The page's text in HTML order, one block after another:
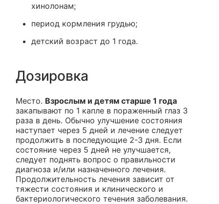
хинолонам;
период кормления грудью;
детский возраст до 1 года.
Дозировка
Место. Взрослым и детям старше 1 года
закапывают по 1 капле в пораженный глаз 3
раза в день. Обычно улучшение состояния
наступает через 5 дней и лечение следует
продолжить в последующие 2-3 дня. Если
состояние через 5 дней не улучшается,
следует поднять вопрос о правильности
диагноза и/или назначенного лечения.
Продолжительность лечения зависит от
тяжести состояния и клинического и
бактериологического течения заболевания.